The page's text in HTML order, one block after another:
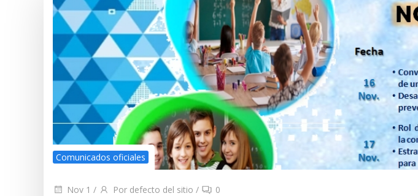
Comunicados oficiales
Nov 1 / Por defecto del sitio / 0